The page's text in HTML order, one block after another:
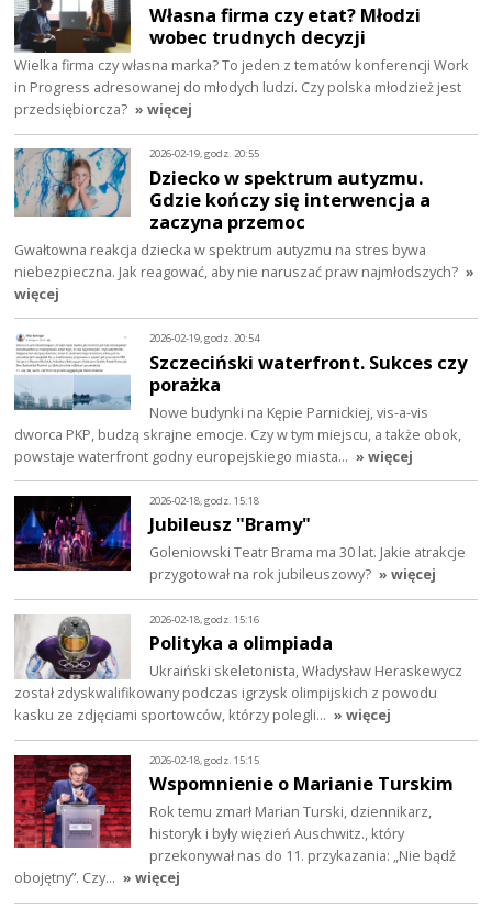
Własna firma czy etat? Młodzi
wobec trudnych decyzji
Wielka firma czy własna marka? To jeden z tematów konferencji Work
in Progress adresowanej do młodych ludzi. Czy polska młodzież jest
przedsiębiorcza? » więcej
2026-02-19, godz. 20:55
Dziecko w spektrum autyzmu.
Gdzie kończy się interwencja a
zaczyna przemoc
Gwałtowna reakcja dziecka w spektrum autyzmu na stres bywa
niebezpieczna. Jak reagować, aby nie naruszać praw najmłodszych? »
więcej
2026-02-19, godz. 20:54
Szczeciński waterfront. Sukces czy
porażka
Nowe budynki na Kępie Parnickiej, vis-a-vis
dworca PKP, budzą skrajne emocje. Czy w tym miejscu, a także obok,
powstaje waterfront godny europejskiego miasta… » więcej
2026-02-18, godz. 15:18
Jubileusz "Bramy"
Goleniowski Teatr Brama ma 30 lat. Jakie atrakcje
przygotował na rok jubileuszowy? » więcej
2026-02-18, godz. 15:16
Polityka a olimpiada
Ukraiński skeletonista, Władysław Heraskewycz
został zdyskwalifikowany podczas igrzysk olimpijskich z powodu
kasku ze zdjęciami sportowców, którzy polegli… » więcej
2026-02-18, godz. 15:15
Wspomnienie o Marianie Turskim
Rok temu zmarł Marian Turski, dziennikarz,
historyk i były więzień Auschwitz., który
przekonywał nas do 11. przykazania: „Nie bądź
obojętny”. Czy… » więcej